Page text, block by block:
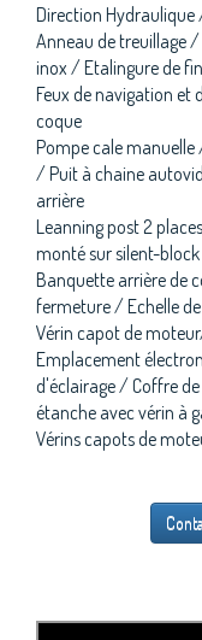
Direction Hydraulique
Anneau de treuillage
inox / Etalingure de
Feux de navigation et
coque
Pompe cale
/ Puit à chaine
arrière
Leanning post 2
monté sur silent-
Banquette arrière de
fermeture / Echelle
Vérin capot de
Emplacement
d'éclairage / Coffre
étanche avec vérin à
Vérins capots de